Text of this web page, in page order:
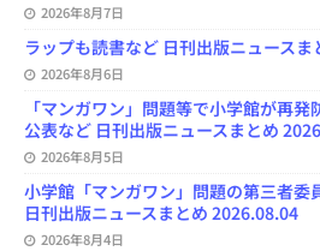
2026年8月7日
ラップも読書など 日刊出版ニュース
2026年8月6日
「マンガワン」問題等で小学館が再
公表など 日刊出版ニュースまとめ
2026年8月5日
小学館「マンガワン」問題の第三者委
日刊出版ニュースまとめ 2026.08.04
2026年8月4日